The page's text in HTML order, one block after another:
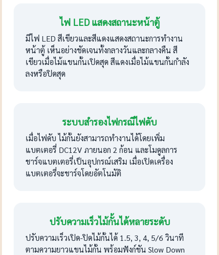
ไฟ LED แสดงสถานะหน้าตู้
มีไฟ LED สีเขียวและสีแดงแสดงสถานะการทำงาน
หน้าตู้ เห็นอย่างชัดเจนทั้งกลางวันและกลางคืน สี
เขียวเมื่อไม้แขนกั้นเปิดสุด สีแดงเมื่อไม้แขนกั้นกำลัง
ลงหรือปิดสุด
ระบบสำรองไฟกรณีไฟดับ
เมื่อไฟดับ ไม้กั้นยังสามารถทำงานได้โดยเพิ่ม
แบตเตอรี่ DC12V ภายนอก 2 ก้อน และโมดูลการ
ชาร์จแบตเตอรี่เป็นอุปกรณ์เสริม เมื่อเปิดเครื่อง
แบตเตอรี่จะชาร์จโดยอัตโนมัติ
ปรับความเร็วไม้กั้นได้หลายระดับ
ปรับความเร็วเปิด-ปิดไม้กั้นได้ 1.5, 3, 4, 5/6 วินาที
ตามความยาวแขนไม้กั้น พร้อมฟังก์ชัน Slow Down